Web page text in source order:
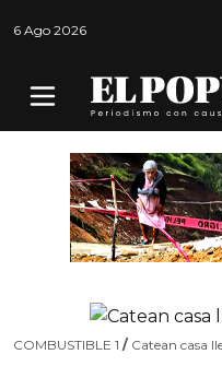
6 Ago 2026
COMBUSTIBLE 1 / Catean casa